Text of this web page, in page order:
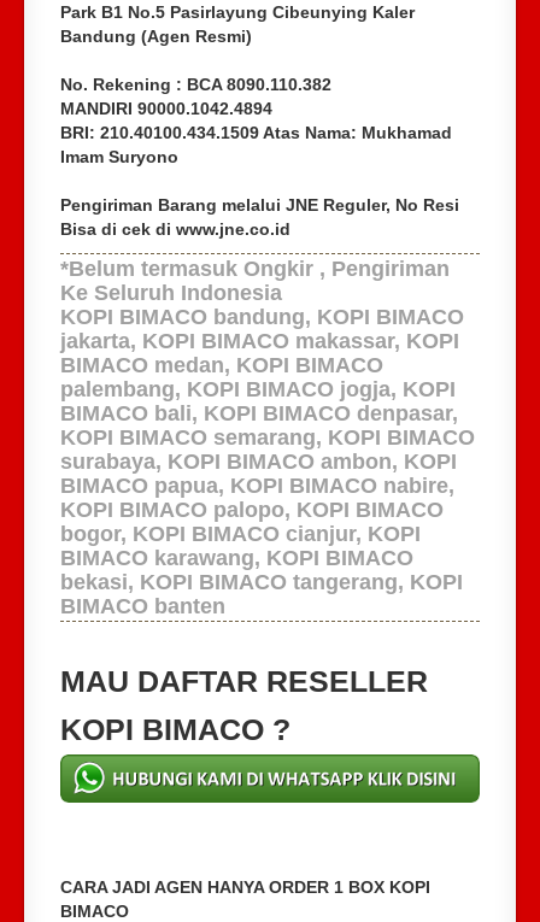
Park B1 No.5 Pasirlayung Cibeunying Kaler
Bandung (Agen Resmi)
No. Rekening : BCA 8090.110.382
MANDIRI 90000.1042.4894
BRI: 210.40100.434.1509 Atas Nama: Mukhamad
Imam Suryono
Pengiriman Barang melalui JNE Reguler, No Resi
Bisa di cek di www.jne.co.id
*Belum termasuk Ongkir , Pengiriman
Ke Seluruh Indonesia
KOPI BIMACO bandung, KOPI BIMACO
jakarta, KOPI BIMACO makassar, KOPI
BIMACO medan, KOPI BIMACO
palembang, KOPI BIMACO jogja, KOPI
BIMACO bali, KOPI BIMACO denpasar,
KOPI BIMACO semarang, KOPI BIMACO
surabaya, KOPI BIMACO ambon, KOPI
BIMACO papua, KOPI BIMACO nabire,
KOPI BIMACO palopo, KOPI BIMACO
bogor, KOPI BIMACO cianjur, KOPI
BIMACO karawang, KOPI BIMACO
bekasi, KOPI BIMACO tangerang, KOPI
BIMACO banten
MAU DAFTAR RESELLER
KOPI BIMACO ?
CARA JADI AGEN HANYA ORDER 1 BOX KOPI
BIMACO